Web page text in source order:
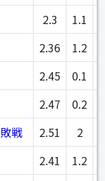
2.3 1.1
2.36 1.2
2.45 0.1
2.47 0.2
敗戦 2.51 2
2.41 1.2